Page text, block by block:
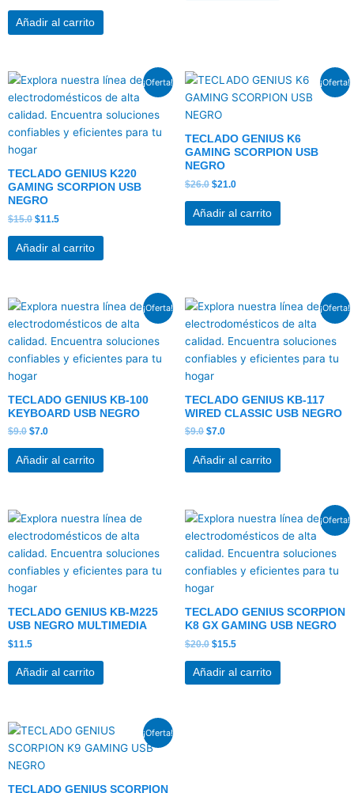
Añadir al carrito
¡Oferta!
TECLADO GENIUS K220
GAMING SCORPION USB
NEGRO
$15.0
El
precio
original
era:
$15.0.
$11.5
El
actual
es:
$11.5.
Añadir al carrito
¡Oferta!
TECLADO GENIUS K6
GAMING SCORPION USB
NEGRO
$26.0
El
original
era:
$21.0
El
actual
Añadir al carrito
¡Oferta!
TECLADO GENIUS KB-100
KEYBOARD USB NEGRO
$9.0
El
precio
original
era:
$9.0.
$7.0
El
actual
es:
$7.0.
Añadir al carrito
¡Oferta!
TECLADO GENIUS KB-117
WIRED CLASSIC USB NEGRO
$9.0
El
precio
original
era:
$9.0.
$7.0
El
actual
es:
$7.0.
Añadir al carrito
TECLADO GENIUS KB-M225
USB NEGRO MULTIMEDIA
$11.5
Añadir al carrito
¡Oferta!
TECLADO GENIUS SCORPION
K8 GX GAMING USB NEGRO
$20.0
El
precio
original
era:
$20.0.
$15.5
El
actual
es:
$15.5.
Añadir al carrito
¡Oferta!
TECLADO GENIUS SCORPION
El
original
era:
El
actual